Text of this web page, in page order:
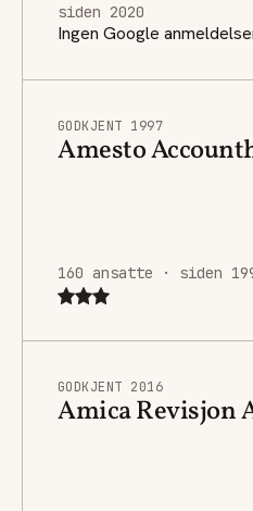
siden 2020
Ingen Google
GODKJENT 1997
Amesto
160 ansatte · siden
GODKJENT 2016
Amica Revisjon